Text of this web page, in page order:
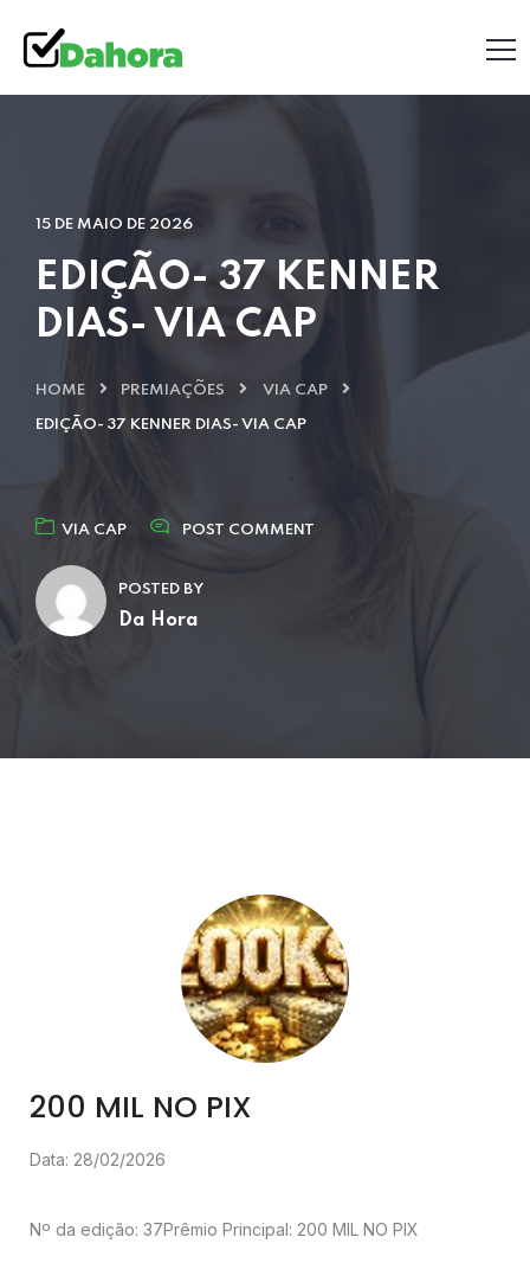
15 DE MAIO DE 2026
EDIÇÃO- 37 KENNER
DIAS- VIA CAP
HOME PREMIAÇÕES VIA CAP
EDIÇÃO- 37 KENNER DIAS- VIA CAP
VIA CAP POST COMMENT
POSTED BY
Da Hora
200 MIL NO PIX
Data: 28/02/2026
Nº da edição: 37Prêmio Principal: 200 MIL NO PIX